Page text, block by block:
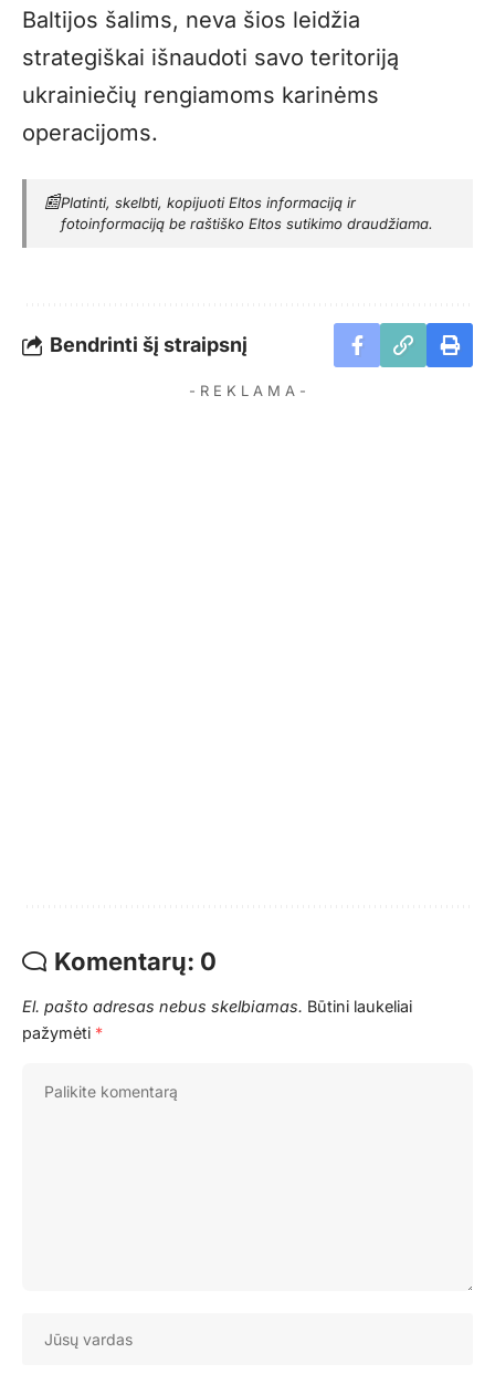
Baltijos šalims, neva šios leidžia
strategiškai išnaudoti savo teritoriją
ukrainiečių rengiamoms karinėms
operacijoms.
📰Platinti, skelbti, kopijuoti Eltos informaciją ir
fotoinformaciją be raštiško Eltos sutikimo draudžiama.
Bendrinti šį straipsnį
- R E K L A M A -
Komentarų: 0
El. pašto adresas nebus skelbiamas. Būtini laukeliai
pažymėti *